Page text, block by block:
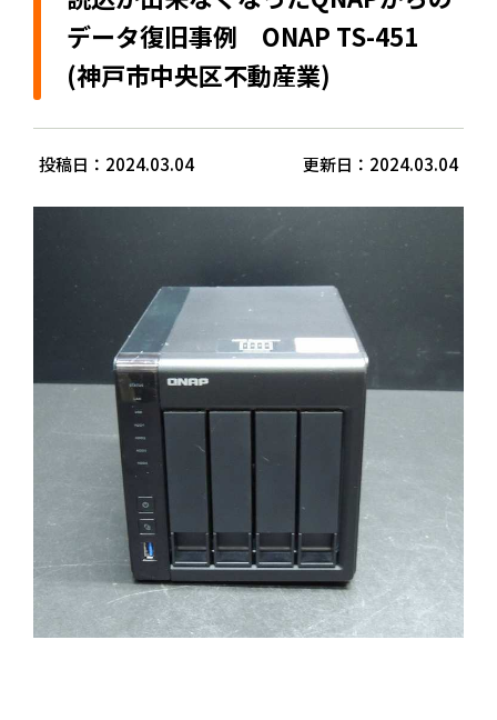
データ復旧事例 ONAP TS-451
(神戸市中央区不動産業)
投稿日：2024.03.04 更新日：2024.03.04